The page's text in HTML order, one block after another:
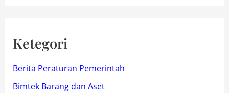
Ketegori
Berita Peraturan Pemerintah
Bimtek Barang dan Aset